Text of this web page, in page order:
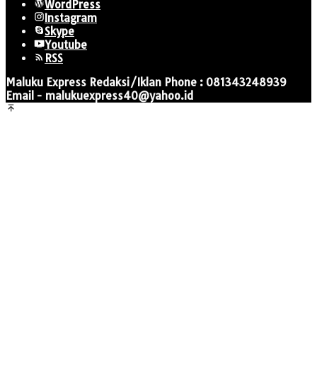
WordPress
Instagram
Skype
Youtube
RSS
Maluku Express Redaksi/Iklan Phone : 081343248939
Email - malukuexpress40@yahoo.id